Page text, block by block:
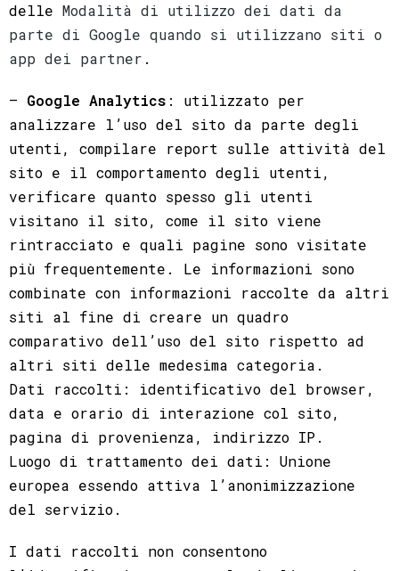
delle Modalità di utilizzo dei dati da
parte di Google quando si utilizzano siti o
app dei partner .
– Google Analytics : utilizzato per
analizzare l’uso del sito da parte degli
utenti, compilare report sulle attività del
sito e il comportamento degli utenti,
verificare quanto spesso gli utenti
visitano il sito, come il sito viene
rintracciato e quali pagine sono visitate
più frequentemente. Le informazioni sono
combinate con informazioni raccolte da altri
siti al fine di creare un quadro
comparativo dell’uso del sito rispetto ad
altri siti delle medesima categoria.
Dati raccolti: identificativo del browser,
data e orario di interazione col sito,
pagina di provenienza, indirizzo IP.
Luogo di trattamento dei dati: Unione
europea essendo attiva l’anonimizzazione
del servizio.
I dati raccolti non consentono